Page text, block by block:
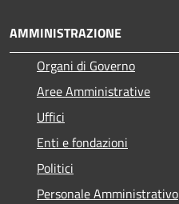
AMMINISTRAZIONE
Organi di Governo
Aree Amministrative
Uffici
Enti e fondazioni
Politici
Personale Amministrativo